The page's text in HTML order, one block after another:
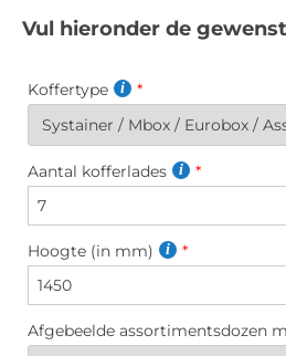
Vul hieronder de
Koffertype
Aantal kofferlades
Hoogte (in mm)
Afgebeelde assortimentsdozen